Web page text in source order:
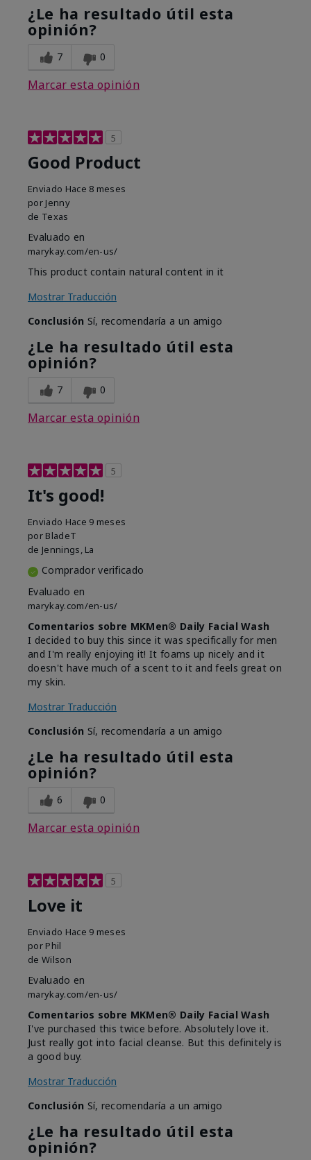
¿Le ha resultado útil esta
opinión?
7 0
Marcar esta opinión
5
Good Product
Enviado Hace 8 meses
por Jenny
de Texas
Evaluado en
marykay.com/en-us/
This product contain natural content in it
Mostrar Traducción
Conclusión Sí, recomendaría a un amigo
¿Le ha resultado útil esta
opinión?
7 0
Marcar esta opinión
5
It's good!
Enviado Hace 9 meses
por BladeT
de Jennings, La
Comprador verificado
Evaluado en
marykay.com/en-us/
Comentarios sobre MKMen® Daily Facial Wash
I decided to buy this since it was specifically for men
and I'm really enjoying it! It foams up nicely and it
doesn't have much of a scent to it and feels great on
my skin.
Mostrar Traducción
Conclusión Sí, recomendaría a un amigo
¿Le ha resultado útil esta
opinión?
6 0
Marcar esta opinión
5
Love it
Enviado Hace 9 meses
por Phil
de Wilson
Evaluado en
marykay.com/en-us/
Comentarios sobre MKMen® Daily Facial Wash
I've purchased this twice before. Absolutely love it.
Just really got into facial cleanse. But this definitely is
a good buy.
Mostrar Traducción
Conclusión Sí, recomendaría a un amigo
¿Le ha resultado útil esta
opinión?